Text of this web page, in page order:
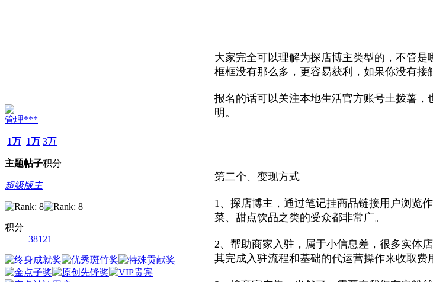
管理***
1万
主题
1万
帖子
3万
积分
超级版主
积分
38121
大家完全可以理解为探店博主类型的，不管
框框没有那么多，更容易获利，如果你没有接
报名的话可以关注本地生活官方账号土拨薯
明。
第二个、变现方式
1、探店博主，通过笔记挂商品链接用户浏览
菜、甜点饮品之类的受众都非常广。
2、帮助商家入驻，属于小信息差，很多实体
其完成入驻流程和基础的代运营操作来收取费